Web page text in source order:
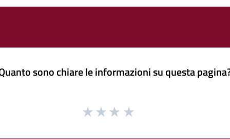
sono chiare le informazioni su questa